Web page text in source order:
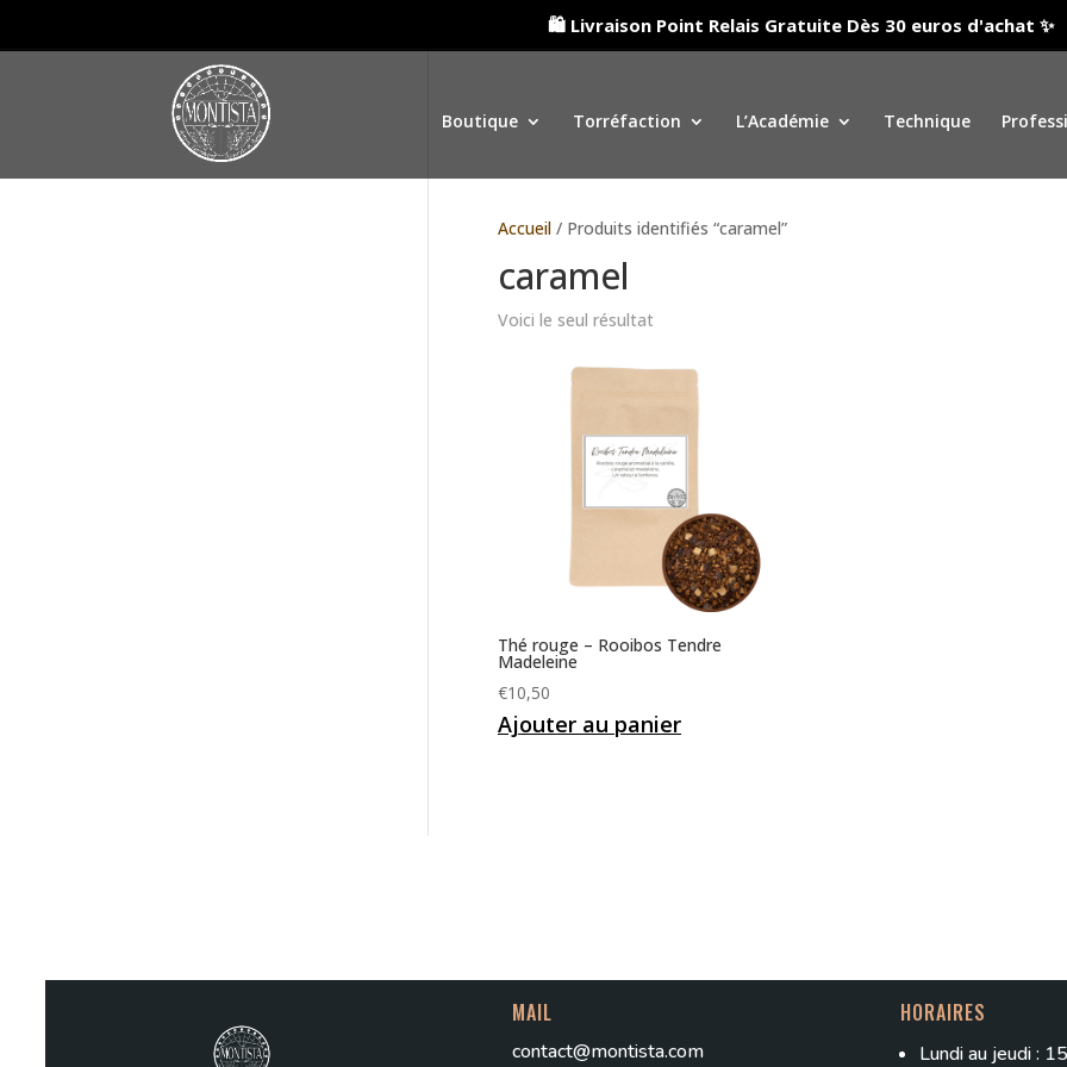
Boutique Torréfaction L’Académie Technique
Accueil/ Produits identifiés “caramel”
caramel
Voici le seul résultat
Thé rouge – Rooibos Tendre
Madeleine
€10,50
Ajouter au panier
MAIL
contact@montista.com
HORAIRES
Lundi au jeudi :
🛍️ Livraison Point Relais Gratuite Dès 30 euros d'achat ✨